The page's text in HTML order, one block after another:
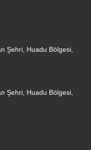
Şehri, Huadu Bölgesi,
Şehri, Huadu Bölgesi,